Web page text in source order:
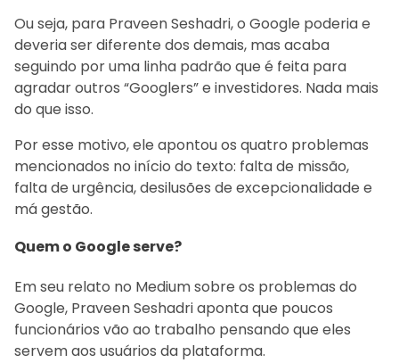
Ou seja, para Praveen Seshadri, o Google poderia e
deveria ser diferente dos demais, mas acaba
seguindo por uma linha padrão que é feita para
agradar outros “Googlers” e investidores. Nada mais
do que isso.
Por esse motivo, ele apontou os quatro problemas
mencionados no início do texto: falta de missão,
falta de urgência, desilusões de excepcionalidade e
má gestão.
Quem o Google serve?
Em seu relato no Medium sobre os problemas do
Google, Praveen Seshadri aponta que poucos
funcionários vão ao trabalho pensando que eles
servem aos usuários da plataforma.